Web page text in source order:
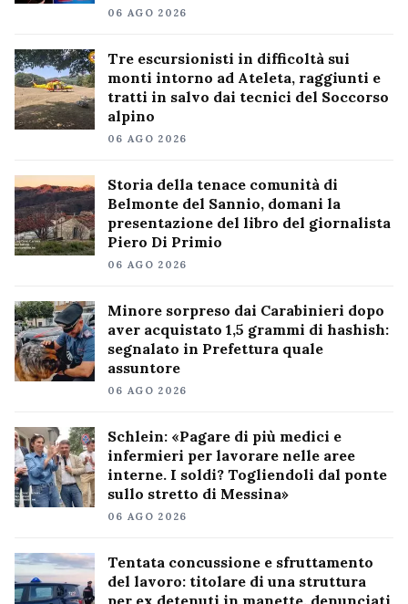
06 AGO 2026
Tre escursionisti in difficoltà sui
monti intorno ad Ateleta, raggiunti e
tratti in salvo dai tecnici del Soccorso
alpino
06 AGO 2026
Storia della tenace comunità di
Belmonte del Sannio, domani la
presentazione del libro del giornalista
Piero Di Primio
06 AGO 2026
Minore sorpreso dai Carabinieri dopo
aver acquistato 1,5 grammi di hashish:
segnalato in Prefettura quale
assuntore
06 AGO 2026
Schlein: «Pagare di più medici e
infermieri per lavorare nelle aree
interne. I soldi? Togliendoli dal ponte
sullo stretto di Messina»
06 AGO 2026
Tentata concussione e sfruttamento
del lavoro: titolare di una struttura
per ex detenuti in manette, denunciati